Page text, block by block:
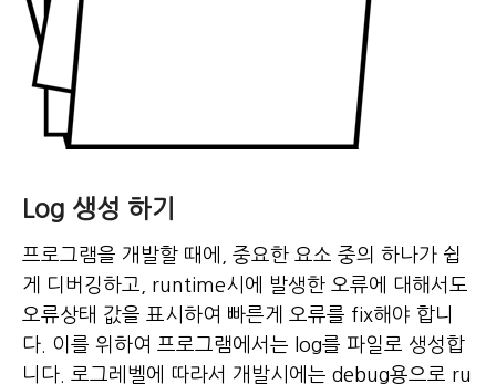
Log 생성 하기
프로그램을 개발할 때에, 중요한 요소 중의 하나가 쉽
게 디버깅하고, runtime시에 발생한 오류에 대해서도
오류상태 값을 표시하여 빠른게 오류를 fix해야 합니
다. 이를 위하여 프로그램에서는 log를 파일로 생성합
니다. 로그레벨에 따라서 개발시에는 debug용으로 ru